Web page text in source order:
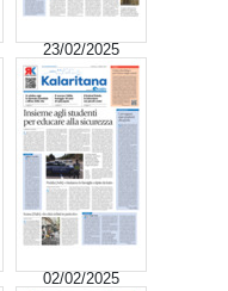
23/02/2025
02/02/2025